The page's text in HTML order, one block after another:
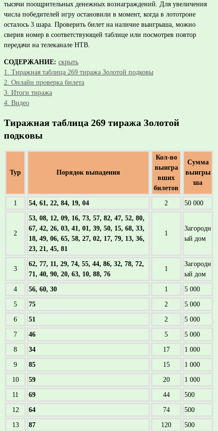
тысячи поощрительных денежных вознаграждений. Для увеличения
числа победителей игру остановили в момент, когда в лототроне
осталось 3 шара. Проверить билет на наличие выигрыша, можно
сверив номер в соответствующей таблице или посмотрев повтор
передачи на телеканале НТВ.
СОДЕРЖАНИЕ: скрыть
1. Тиражная таблица 269 тиража Золотой подковы
2. Онлайн проверка билета
3. Итоги тиража
4. Видео
Тиражная таблица 269 тиража Золотой
подковы
Тур Порядок выпадения
Кол-во
выигра
вших
билетов
Сумма
выигры
ша
1 54, 61, 22, 84, 19, 04 2 50 000
2
53, 08, 12, 09, 16, 73, 57, 82, 47, 52, 80,
67, 42, 26, 03, 41, 01, 39, 50, 15, 68, 33,
18, 49, 06, 65, 58, 27, 02, 17, 79, 13, 36,
23, 21, 45, 81
1
Загородн
ый дом
3
62, 77, 11, 29, 74, 55, 44, 86, 32, 78, 72,
71, 40, 90, 20, 63, 10, 88, 76
1
Загородн
ый дом
4 56, 60, 30 1 5 000
5 75 2 5 000
6 51 2 5 000
7 46 5 5 000
8 34 17 1 000
9 85 15 1 000
10 59 20 1 000
11 69 44 500
12 64 74 500
13 87 120 500